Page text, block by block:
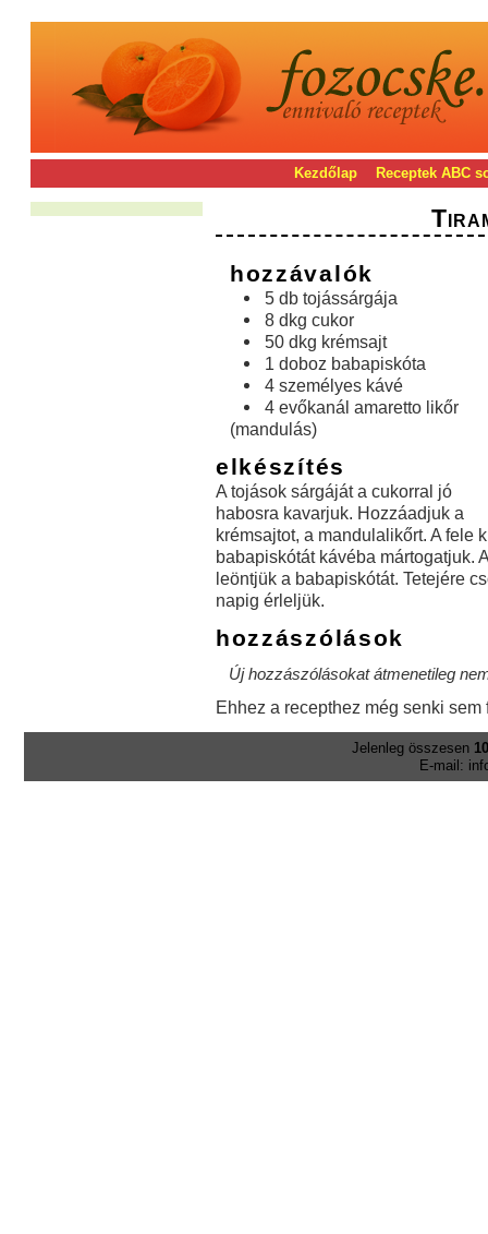
Kezdőlap Receptek ABC
hozzávalók
5 db tojássárgája
8 dkg cukor
50 dkg krémsajt
1 doboz babapiskóta
4 személyes kávé
4 evőkanál amaretto likőr
(mandulás)
elkészítés
A tojások sárgáját a cukorral jó
habosra kavarjuk. Hozzáadjuk a
krémsajtot, a mandulalikőrt. A fele
babapiskótát kávéba mártogatjuk.
leöntjük a babapiskótát. Tetejére
napig érleljük.
hozzászólások
Új hozzászólásokat átmenetileg
Ehhez a recepthez még senki sem
Jelenleg összesen
E-mail: